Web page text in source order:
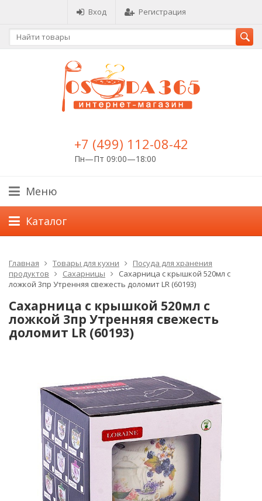
Вход Регистрация
+7 (499) 112-08-42
Пн—Пт 09:00—18:00
Меню
Каталог
Главная Товары для кухни
Посуда для хранения
продуктов
Сахарницы
Сахарница с крышкой 520мл с
ложкой 3пр Утренняя свежесть доломит LR (60193)
Сахарница с крышкой 520мл с
ложкой 3пр Утренняя свежесть
доломит LR (60193)